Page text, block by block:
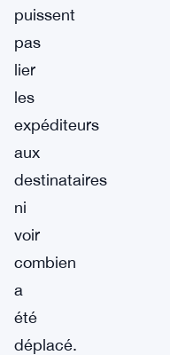
puissent
pas
lier
les
expéditeurs
aux
destinataires
ni
voir
combien
a
été
déplacé.